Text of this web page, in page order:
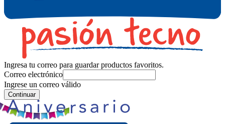
Ingresa tu correo para guardar productos favoritos.
Correo electrónico
Ingrese un correo válido
Continuar